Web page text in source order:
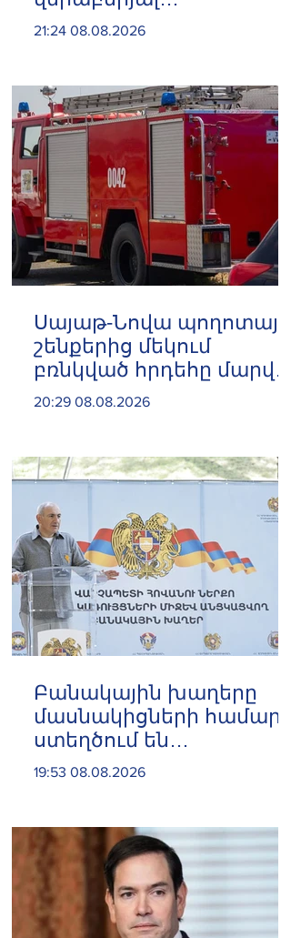
համաձայնության
21:24 08.08.2026
Սայաթ-Նովա պողոտայի
շենքերից մեկում
բռնկված հրդեհը մարվել
է
20:29 08.08.2026
Բանակային խաղերը
մասնակիցների համար
ստեղծում են
ինքնադրսևորման նոր
Փաշինյան
19:53 08.08.2026